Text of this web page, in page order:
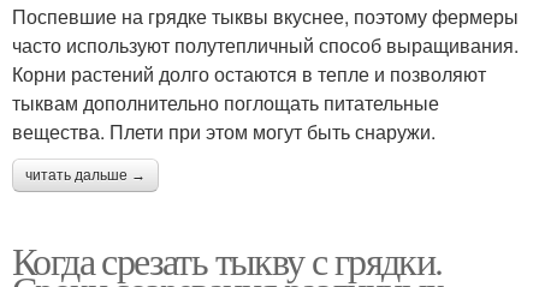
Поспевшие на грядке тыквы вкуснее, поэтому фермеры
часто используют полутепличный способ выращивания.
Корни растений долго остаются в тепле и позволяют
тыквам дополнительно поглощать питательные
вещества. Плети при этом могут быть снаружи.
читать дальше →
Когда срезать тыкву с грядки.